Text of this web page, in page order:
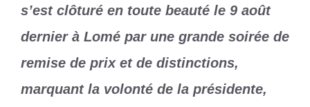
s’est clôturé en toute beauté le 9 août
dernier à Lomé par une grande soirée de
remise de prix et de distinctions,
marquant la volonté de la présidente,